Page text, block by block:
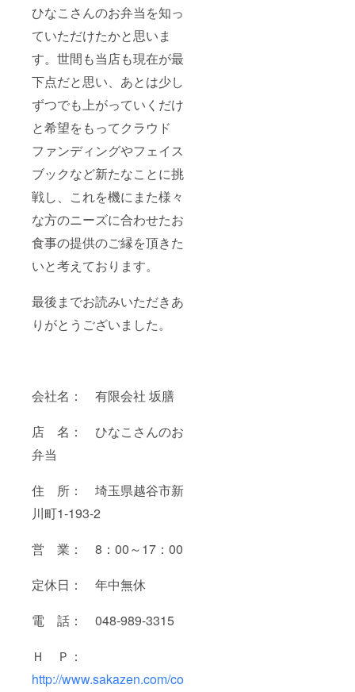
ひなこさんのお弁当を知っ
ていただけたかと思いま
す。世間も当店も現在が最
下点だと思い、あとは少し
ずつでも上がっていくだけ
と希望をもってクラウド
ファンディングやフェイス
ブックなど新たなことに挑
戦し、これを機にまた様々
な方のニーズに合わせたお
食事の提供のご縁を頂きた
いと考えております。
最後までお読みいただきあ
りがとうございました。
会社名： 有限会社 坂膳
店 名： ひなこさんのお
弁当
住 所： 埼玉県越谷市新
川町1-193-2
営 業： 8：00～17：00
定休日： 年中無休
電 話： 048-989-3315
Ｈ Ｐ：
http://www.sakazen.com/co